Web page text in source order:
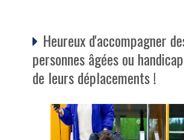
Heureux d'accompagner
personnes âgées ou
de leurs déplacements !